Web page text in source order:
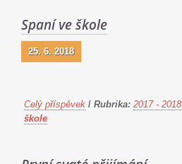
Spaní ve škole
25. 6. 2018
Celý příspěvek / Rubrika: 2017 - 2018
škole